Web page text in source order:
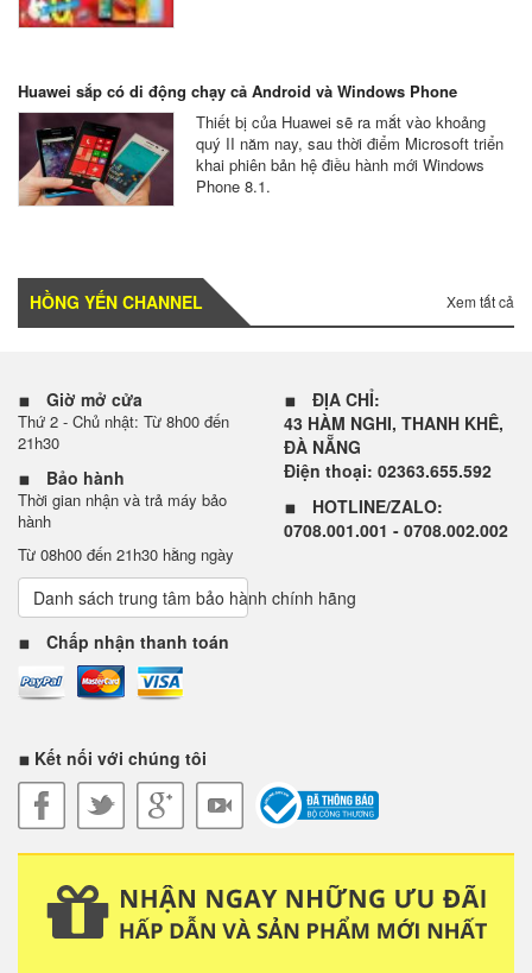
Huawei sắp có di động chạy cả Android và Windows Phone
Thiết bị của Huawei sẽ ra mắt vào khoảng
quý II năm nay, sau thời điểm Microsoft triển
khai phiên bản hệ điều hành mới Windows
Phone 8.1.
HỒNG YẾN CHANNEL Xem tất cả
Giờ mở cửa
Thứ 2 - Chủ nhật: Từ 8h00 đến
21h30
Bảo hành
Thời gian nhận và trả máy bảo
hành
Từ 08h00 đến 21h30 hằng ngày
Danh sách trung tâm bảo hành chính hãng
Chấp nhận thanh toán
ĐỊA CHỈ:
43 HÀM NGHI, THANH KHÊ,
ĐÀ NẴNG
Điện thoại: 02363.655.592
HOTLINE/ZALO:
0708.001.001 - 0708.002.002
Kết nối với chúng tôi